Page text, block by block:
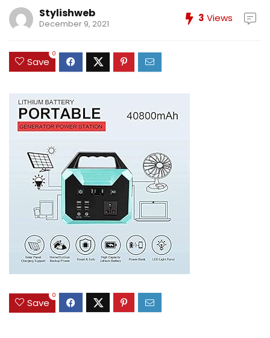
Stylishweb
December 9, 2021 3 Views
Save
0
Save
0